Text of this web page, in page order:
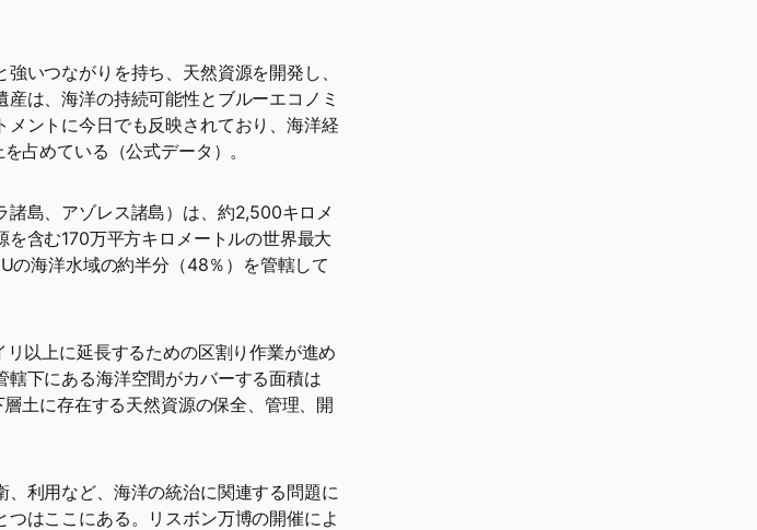
いつながりを持ち、天然資源を開発し、
は、海洋の持続可能性とブルーエコノミ
ントに今日でも反映されており、海洋経
占めている（公式データ）。
島、アゾレス諸島）は、約2,500キロメ
含む170万平方キロメートルの世界最大
の海洋水域の約半分（48％）を管轄して
以上に延長するための区割り作業が進め
下にある海洋空間がカバーする面積は
土に存在する天然資源の保全、管理、開
利用など、海洋の統治に関連する問題に
はここにある。リスボン万博の開催によ